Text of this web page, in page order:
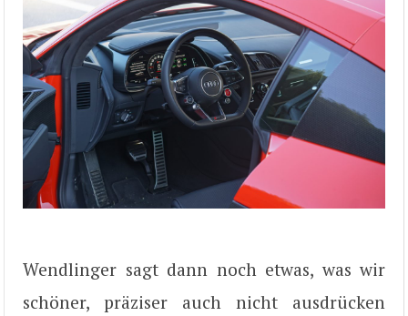
Wendlinger sagt dann noch etwas, was wir
schöner, präziser auch nicht ausdrücken